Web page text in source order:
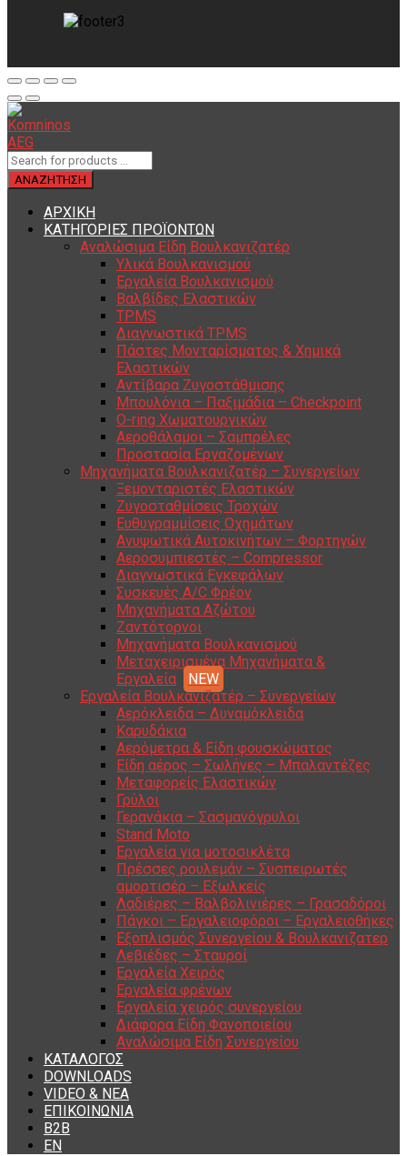
ΑΡΧΙΚΗ
ΚΑΤΗΓΟΡΙΕΣ ΠΡΟΪΟΝΤΩΝ
Αναλώσιμα Είδη Βουλκανιζατέρ
Υλικά Βουλκανισμού
Εργαλεία Βουλκανισμού
Βαλβίδες Ελαστικών
TPMS
Διαγνωστικά TPMS
Πάστες Μονταρίσματος & Χημικά
Ελαστικών
Αντίβαρα Ζυγοστάθμισης
Μπουλόνια – Παξιμάδια – Checkpoint
O-ring Χωματουργικών
Αεροθάλαμοι – Σαμπρέλες
Προστασία Εργαζομένων
Μηχανήματα Βουλκανιζατέρ – Συνεργείων
Ξεμονταριστές Ελαστικών
Ζυγοσταθμίσεις Τροχών
Ευθυγραμμίσεις Οχημάτων
Ανυψωτικά Αυτοκινήτων – Φορτηγών
Αεροσυμπιεστές – Compressor
Διαγνωστικά Εγκεφάλων
Συσκευές A/C Φρέον
Μηχανήματα Αζώτου
Ζαντότορνοι
Μηχανήματα Βουλκανισμού
Μεταχειρισμένα Μηχανήματα &
Εργαλεία
Εργαλεία Βουλκανιζατέρ – Συνεργείων
Αερόκλειδα – Δυναμόκλειδα
Καρυδάκια
Αερόμετρα & Είδη φουσκώματος
Είδη αέρος – Σωλήνες – Μπαλαντέζες
Μεταφορείς Ελαστικών
Γρύλοι
Γερανάκια – Σασμανόγρυλοι
Stand Moto
Εργαλεία για μοτοσικλέτα
Πρέσσες ρουλεμάν – Συσπειρωτές
αμορτισέρ – Εξωλκείς
Λαδιέρες – Βαλβολινιέρες – Γρασαδόροι
Πάγκοι – Εργαλειοφόροι – Εργαλειοθήκες
Εξοπλισμός Συνεργείου & Βουλκανιζατερ
Λεβιέδες – Σταυροί
Εργαλεία Χειρός
Εργαλεία φρένων
Εργαλεία χειρός συνεργείου
Διάφορα Είδη Φανοποιείου
Αναλώσιμα Είδη Συνεργείου
ΚΑΤΑΛΟΓΟΣ
DOWNLOADS
VIDEO & ΝΕΑ
ΕΠΙΚΟΙΝΩΝΙΑ
B2B
ΕΝ